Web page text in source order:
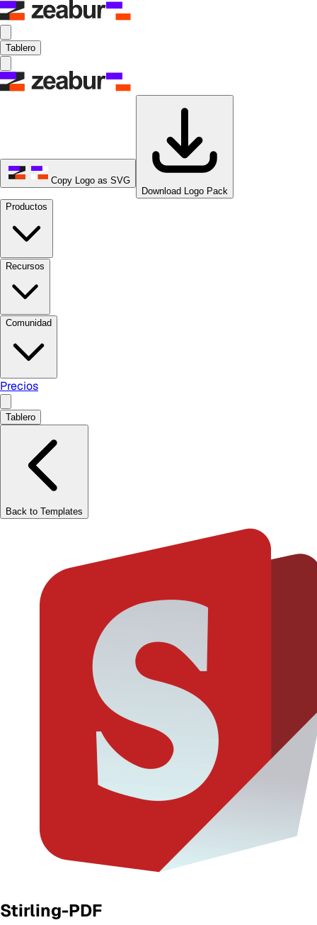
Tablero
Copy Logo as SVG
Download Logo Pack
Productos
Recursos
Comunidad
Precios
Tablero
Back to Templates
Stirling-PDF